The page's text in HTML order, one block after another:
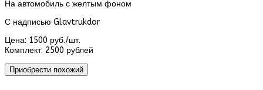
На автомобиль с желтым фоном
С надписью Glavtrukdor
Цена: 1500 руб./шт.
Комплект: 2500 рублей
Приобрести похожий